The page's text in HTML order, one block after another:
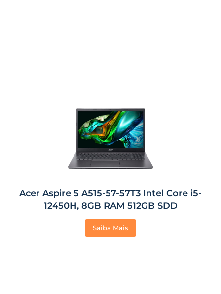
Acer Aspire 5 A515-57-57T3 Intel Core i5-
12450H, 8GB RAM 512GB SDD
Saiba Mais